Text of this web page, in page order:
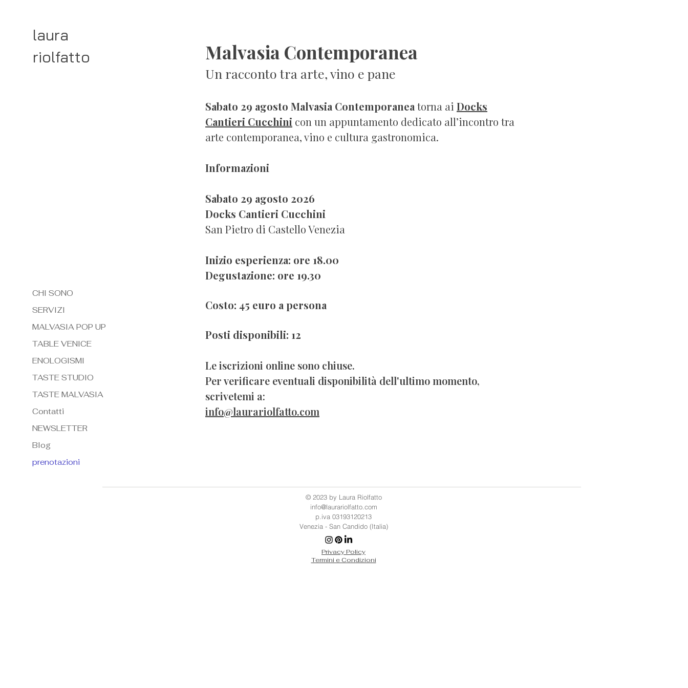
laura
riolfatto
CHI SONO
SERVIZI
MALVASIA POP UP
TABLE VENICE
ENOLOGISMI
TASTE STUDIO
TASTE MALVASIA
Contatti
NEWSLETTER
Blog
prenotazioni
Malvasia Contemporanea
Un racconto tra arte, vino e pane
Sabato 29 agosto Malvasia Contemporanea torna ai Docks
Cantieri Cucchini con un appuntamento dedicato all’incontro tra
arte contemporanea, vino e cultura gastronomica.
Informazioni
Sabato 29 agosto 2026
Docks Cantieri Cucchini
San Pietro di Castello Venezia
Inizio esperienza: ore 18.00
Degustazione: ore 19.30
Costo: 45 euro a persona
Posti disponibili: 12
Le iscrizioni online sono chiuse.
Per verificare eventuali disponibilità dell'ultimo momento,
scrivetemi a:
info@laurariolfatto.com
© 2023 by Laura Riolfatto
info@laurariolfatto.com
p.iva 03193120213
Venezia - San Candido (Italia)
Privacy Policy
Termini e Condizioni